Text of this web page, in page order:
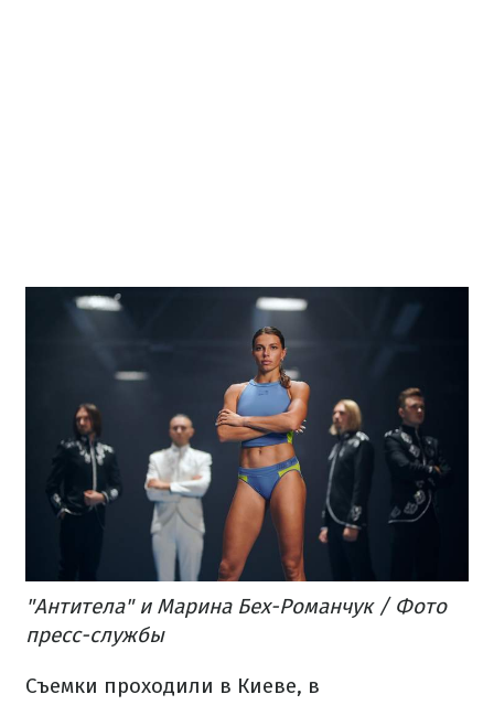
"Антитела" и Марина Бех-Романчук / Фото
пресс-службы
Съемки проходили в Киеве, в